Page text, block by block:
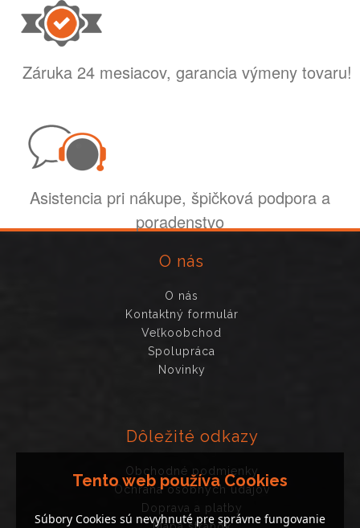
Záruka 24 mesiacov, garancia výmeny tovaru!
Asistencia pri nákupe, špičková podpora a
poradenstvo
O nás
O nás
Kontaktný formulár
Veľkoobchod
Spolupráca
Novinky
Dôležité odkazy
Obchodné podmienky
Ochrana osobných údajov
Doprava a platby
Tento web používa Cookies
Súbory Cookies sú nevyhnuté pre správne fungovanie